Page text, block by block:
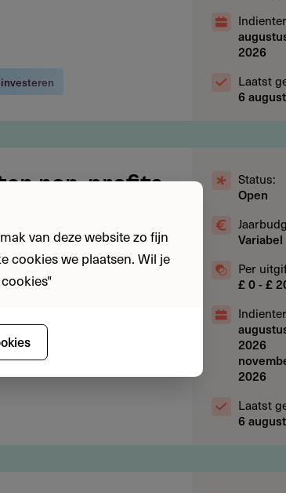
2026
Laatst
6
non-profits
of aankoop tot publicatie
Status:
Open
Variabel
Per
£ 0 - £
2026
2026
Laatst
6
van deze website zo fijn
cookies we plaatsen. Wil je